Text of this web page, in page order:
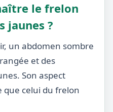
le frelon
jaunes ?
un abdomen sombre
et des
Son aspect
que celui du frelon